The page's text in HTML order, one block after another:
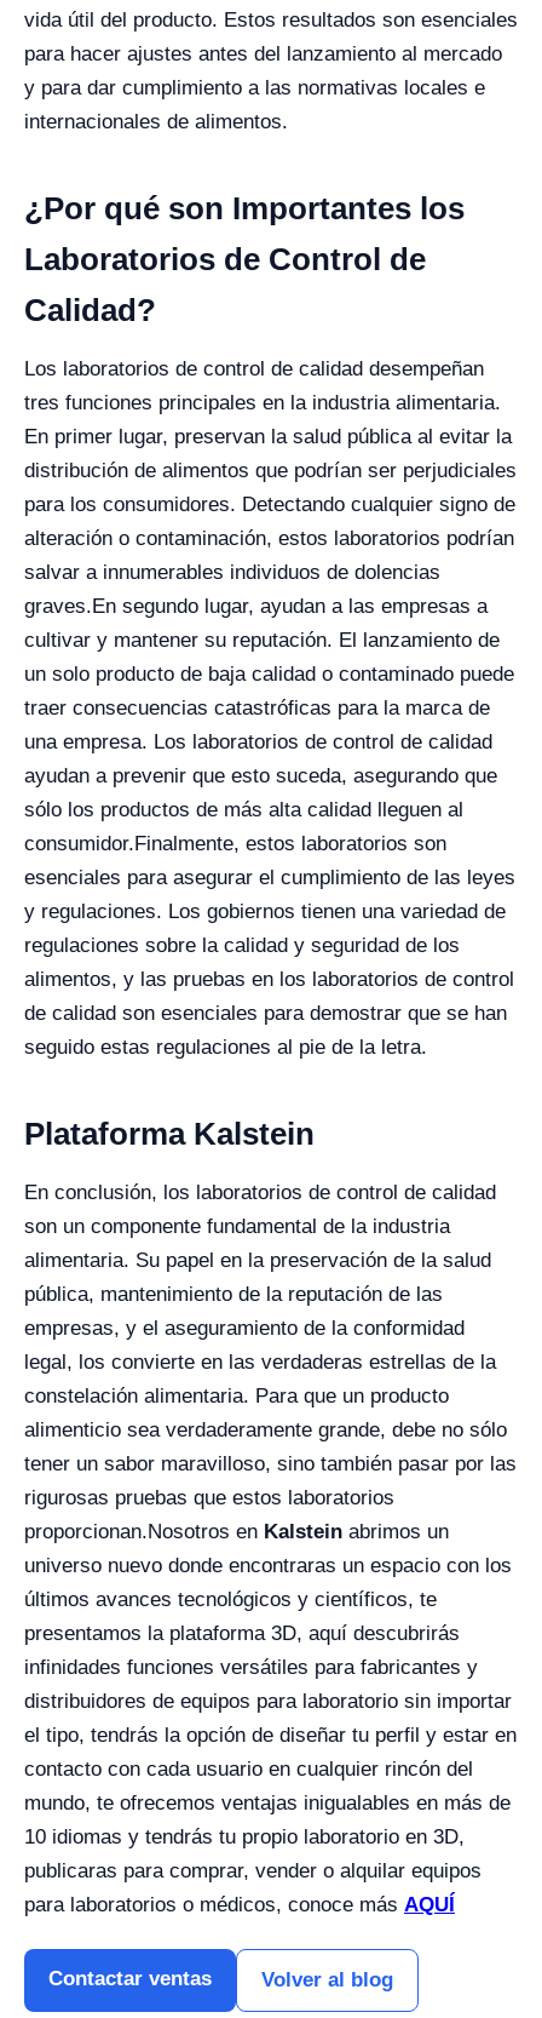
vida útil del producto. Estos resultados son esenciales
para hacer ajustes antes del lanzamiento al mercado
y para dar cumplimiento a las normativas locales e
internacionales de alimentos.
¿Por qué son Importantes los
Laboratorios de Control de
Calidad?
Los laboratorios de control de calidad desempeñan
tres funciones principales en la industria alimentaria.
En primer lugar, preservan la salud pública al evitar la
distribución de alimentos que podrían ser perjudiciales
para los consumidores. Detectando cualquier signo de
alteración o contaminación, estos laboratorios podrían
salvar a innumerables individuos de dolencias
graves. En segundo lugar, ayudan a las empresas a
cultivar y mantener su reputación. El lanzamiento de
un solo producto de baja calidad o contaminado puede
traer consecuencias catastróficas para la marca de
una empresa. Los laboratorios de control de calidad
ayudan a prevenir que esto suceda, asegurando que
sólo los productos de más alta calidad lleguen al
consumidor. Finalmente, estos laboratorios son
esenciales para asegurar el cumplimiento de las leyes
y regulaciones. Los gobiernos tienen una variedad de
regulaciones sobre la calidad y seguridad de los
alimentos, y las pruebas en los laboratorios de control
de calidad son esenciales para demostrar que se han
seguido estas regulaciones al pie de la letra.
Plataforma Kalstein
En conclusión, los laboratorios de control de calidad
son un componente fundamental de la industria
alimentaria. Su papel en la preservación de la salud
pública, mantenimiento de la reputación de las
empresas, y el aseguramiento de la conformidad
legal, los convierte en las verdaderas estrellas de la
constelación alimentaria. Para que un producto
alimenticio sea verdaderamente grande, debe no sólo
tener un sabor maravilloso, sino también pasar por las
rigurosas pruebas que estos laboratorios
proporcionan.Nosotros en Kalstein abrimos un
universo nuevo donde encontraras un espacio con los
últimos avances tecnológicos y científicos, te
presentamos la plataforma 3D, aquí descubrirás
infinidades funciones versátiles para fabricantes y
distribuidores de equipos para laboratorio sin importar
el tipo, tendrás la opción de diseñar tu perfil y estar en
contacto con cada usuario en cualquier rincón del
mundo, te ofrecemos ventajas inigualables en más de
10 idiomas y tendrás tu propio laboratorio en 3D,
publicaras para comprar, vender o alquilar equipos
para laboratorios o médicos, conoce más AQUÍ
Contactar ventas Volver al blog